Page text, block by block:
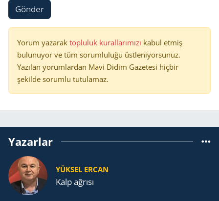
Gönder
Yorum yazarak topluluk kurallarımızı kabul etmiş
bulunuyor ve tüm sorumluluğu üstleniyorsunuz.
Yazılan yorumlardan Mavi Didim Gazetesi hiçbir
şekilde sorumlu tutulamaz.
Yazarlar
YÜKSEL ERCAN
Kalp ağrısı